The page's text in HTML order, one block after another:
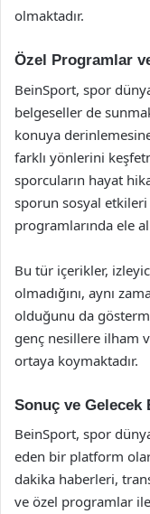
olmaktadır.
Özel Programlar
BeinSport, spor
belgeseller de
konuya
farklı yönlerini
sporcuların hayat
sporun sosyal etkileri
programlarında ele
Bu tür içerikler,
olmadığını, aynı
olduğunu da
genç nesillere ilham
ortaya koymaktadır.
Sonuç ve Gelecek
BeinSport, spor
eden bir platform
dakika haberleri,
ve özel programlar